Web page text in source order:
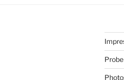
Probe